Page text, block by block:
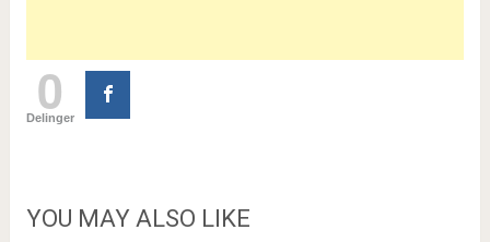
0
Delinger
YOU MAY ALSO LIKE